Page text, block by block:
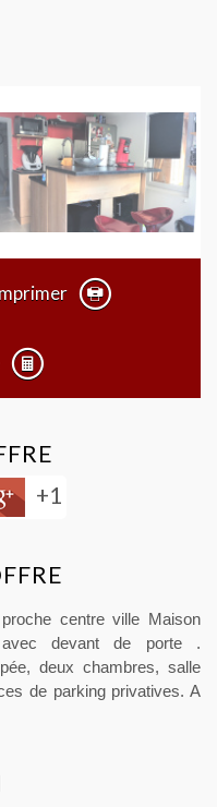
+1
centre ville Maison
devant de porte .
deux chambres, salle
de parking privatives. A